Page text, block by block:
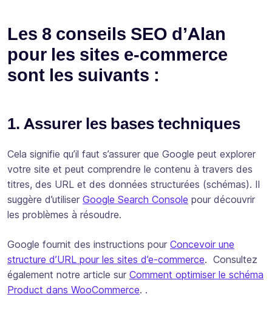
Les 8 conseils SEO d’Alan
pour les sites e-commerce
sont les suivants :
1. Assurer les bases techniques
Cela signifie qu’il faut s’assurer que Google peut explorer
votre site et peut comprendre le contenu à travers des
titres, des URL et des données structurées (schémas). Il
suggère d’utiliser Google Search Console pour découvrir
les problèmes à résoudre.
Google fournit des instructions pour Concevoir une
structure d’URL pour les sites d’e-commerce. Consultez
également notre article sur Comment optimiser le schéma
Product dans WooCommerce. .